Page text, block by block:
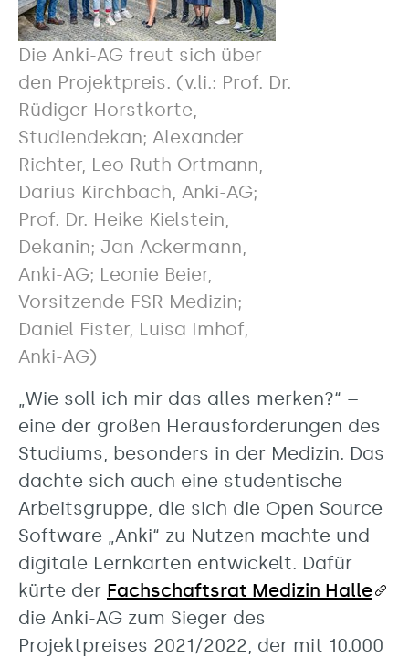
Die Anki-AG freut sich über
den Projektpreis. (v.li.: Prof. Dr.
Rüdiger Horstkorte,
Studiendekan; Alexander
Richter, Leo Ruth Ortmann,
Darius Kirchbach, Anki-AG;
Prof. Dr. Heike Kielstein,
Dekanin; Jan Ackermann,
Anki-AG; Leonie Beier,
Vorsitzende FSR Medizin;
Daniel Fister, Luisa Imhof,
Anki-AG)
„Wie soll ich mir das alles merken?“ –
eine der großen Herausforderungen des
Studiums, besonders in der Medizin. Das
dachte sich auch eine studentische
Arbeitsgruppe, die sich die Open Source
Software „Anki“ zu Nutzen machte und
digitale Lernkarten entwickelt. Dafür
kürte der Fachschaftsrat Medizin Halle
die Anki-AG zum Sieger des
Projektpreises 2021/2022, der mit 10.000